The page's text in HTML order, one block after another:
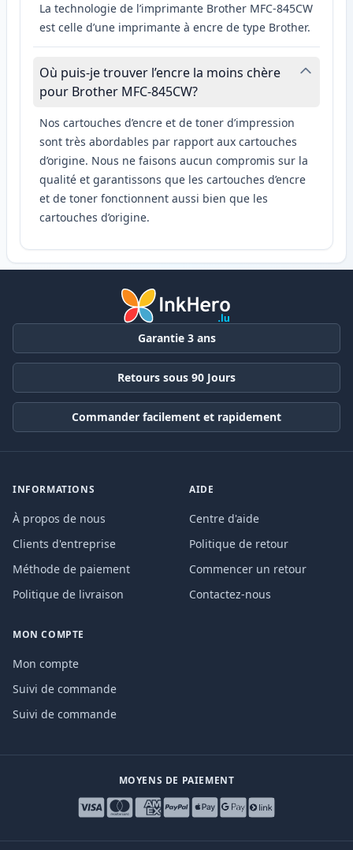
La technologie de l’imprimante Brother MFC-845CW
est celle d’une imprimante à encre de type Brother.
Où puis-je trouver l’encre la moins chère
pour Brother MFC-845CW?
Nos cartouches d’encre et de toner d’impression
sont très abordables par rapport aux cartouches
d’origine. Nous ne faisons aucun compromis sur la
qualité et garantissons que les cartouches d’encre
et de toner fonctionnent aussi bien que les
cartouches d’origine.
Garantie 3 ans
Retours sous 90 Jours
Commander facilement et rapidement
INFORMATIONS
À propos de nous
Clients d'entreprise
Méthode de paiement
Politique de livraison
AIDE
Centre d'aide
Politique de retour
Commencer un retour
Contactez-nous
MON COMPTE
Mon compte
Suivi de commande
Suivi de commande
MOYENS DE PAIEMENT